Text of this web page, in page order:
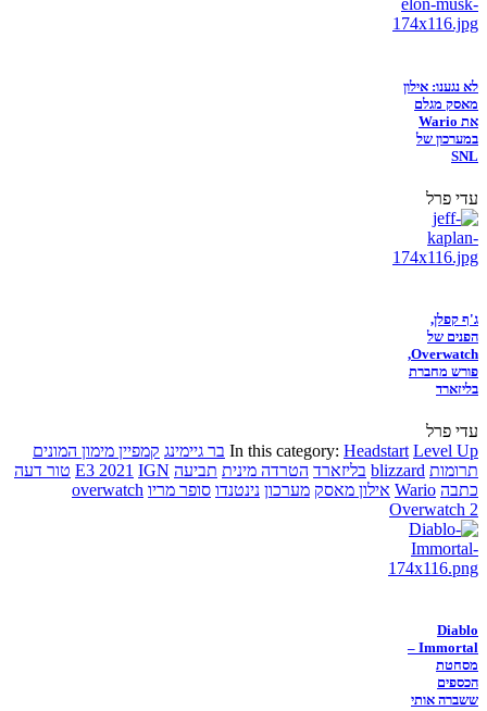
לא נגענו: אילון
מאסק מגלם
את Wario
במערכון של
SNL
עדי פרל
ג'ף קפלן,
הפנים של
Overwatch,
פורש מחברת
בליזארד
עדי פרל
In this category: Headstart Level Up בר גיימינג קמפיין מימון המונים
תרומות blizzard בליזארד הטרדה מינית תביעה E3 2021 IGN
טור דעה
כתבה Wario אילון מאסק מערכון נינטנדו סופר מריו overwatch
Overwatch 2
Diablo
Immortal –
מסחטת
הכספים
ששברה אותי